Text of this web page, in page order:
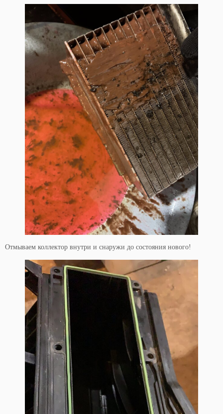
Отмываем коллектор внутри и снаружи до состояния нового!